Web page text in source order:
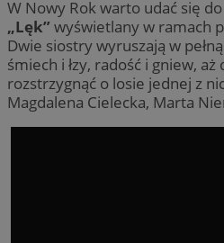
W Nowy Rok warto udać się
„Lęk” wyświetlany w ramach
Dwie siostry wyruszają w
śmiech i łzy, radość i gniew,
rozstrzygnąć o losie jednej z
Magdalena Cielecka, Marta